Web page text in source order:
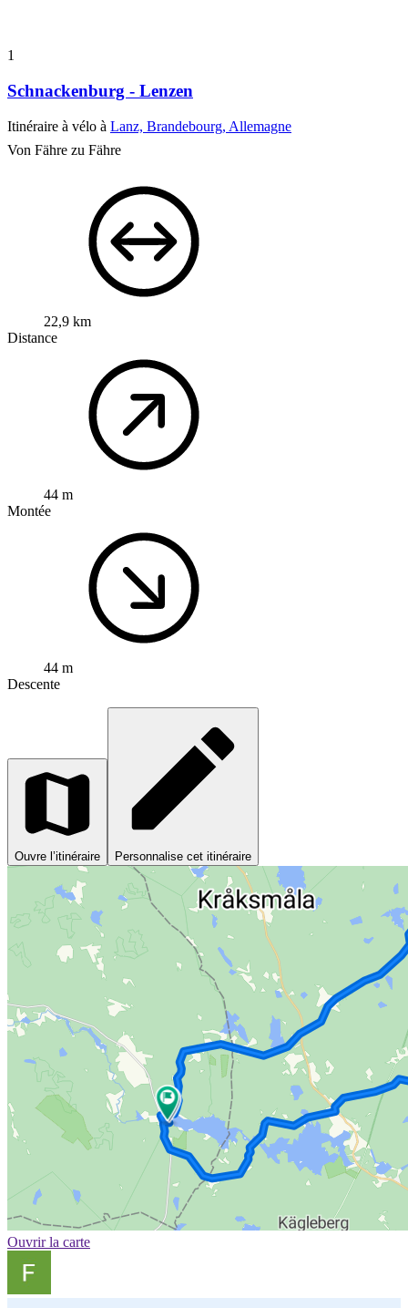
1
Schnackenburg - Lenzen
Itinéraire à vélo à Lanz, Brandebourg, Allemagne
Von Fähre zu Fähre
22,9 km
Distance
44 m
Montée
44 m
Descente
Ouvre l’itinéraire Personnalise cet itinéraire
Ouvrir la carte